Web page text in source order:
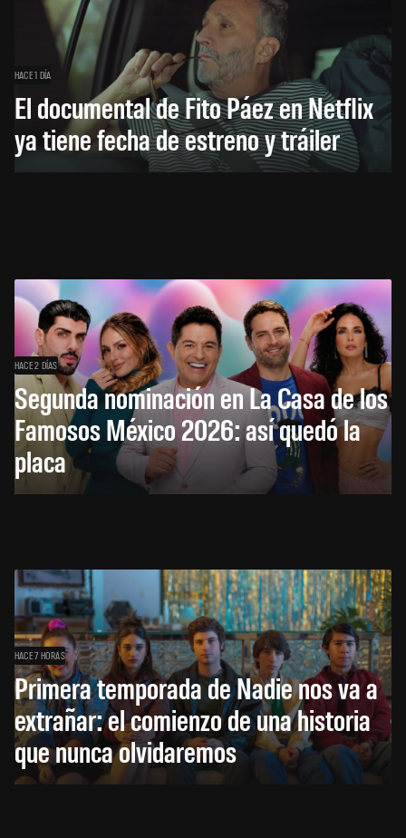
HACE 1 DÍA
El documental de Fito Páez en Netflix
ya tiene fecha de estreno y tráiler
HACE 2 DÍAS
Segunda nominación en La Casa de los
Famosos México 2026: así quedó la
placa
HACE 7 HORAS
Primera temporada de Nadie nos va a
extrañar: el comienzo de una historia
que nunca olvidaremos